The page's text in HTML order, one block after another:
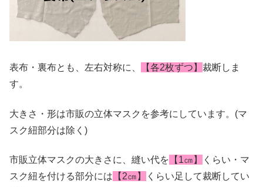
表布・裏布とも、左右対称に、 【各2枚ずつ】 裁断しま
す。
大きさ・形は市販の立体マスクを参考にしています。(マ
スク紐部分は除く)
市販立体マスクの大きさに、縫い代を 【1㎝】
くらい・マ
スク紐を付ける部分には 【2㎝】
くらい足して裁断してい